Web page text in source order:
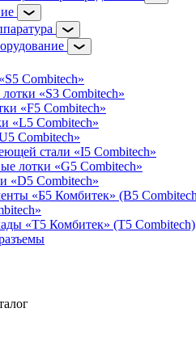
Combitech»
«S3 Combitech»
«F5 Combitech»
«L5 Combitech»
Combitech»
стали «I5 Combitech»
лотки «G5 Combitech»
«D5 Combitech»
«Б5 Комбитек» (B5
«Т5 Комбитек» (T5 Combitech)